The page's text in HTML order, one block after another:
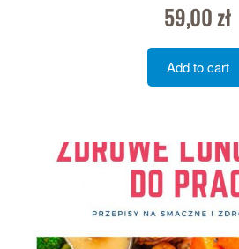
59,00zł
Add to cart